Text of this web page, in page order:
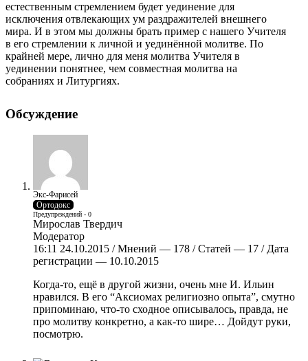
естественным стремлением будет уединение для
исключения отвлекающих ум раздражителей внешнего
мира. И в этом мы должны брать пример с нашего Учителя
в его стремлении к личной и уединённой молитве. По
крайней мере, лично для меня молитва Учителя в
уединении понятнее, чем совместная молитва на
собраниях и Литургиях.
Обсуждение
Экс-Фарисей
Ортодокс
Предупреждений - 0
Мирослав Твердич
Модератор
16:11 24.10.2015 / Мнений — 178 / Статей — 17 / Дата
регистрации — 10.10.2015
Когда-то, ещё в другой жизни, очень мне И. Ильин
нравился. В его “Аксиомах религиозно опыта”, смутно
припоминаю, что-то сходное описывалось, правда, не
про молитву конкретно, а как-то шире… Дойдут руки,
посмотрю.